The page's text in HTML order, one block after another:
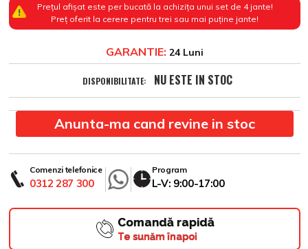
Prețul afișat este per bucată la achizița unui set de 4 jante!
Preț oferit la cerere pentru trei sau mai puține jante!
GARANTIE: 24 Luni
DISPONIBILITATE: NU ESTE IN STOC
Anunta-ma cand revine in stoc
Comenzi telefonice
0312 287 300
Program
L-V: 9:00-17:00
Comandă rapidă
Te sunăm înapoi